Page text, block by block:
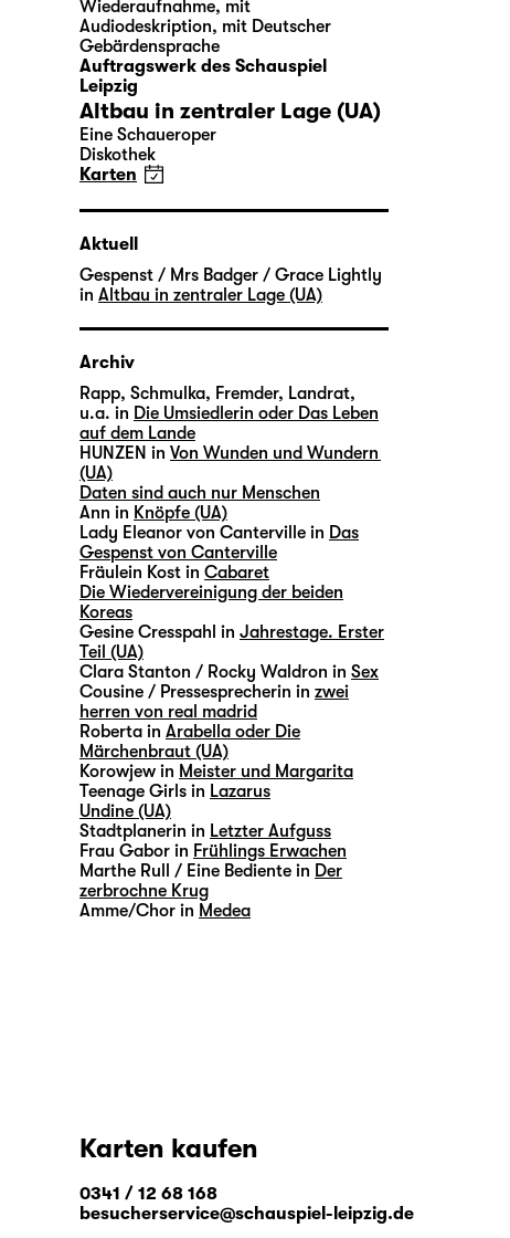
Wiederaufnahme, mit
Audiodeskription, mit Deutscher
Gebärdensprache
Auftragswerk des Schauspiel
Leipzig
Altbau in zentraler Lage (UA)
Eine Schaueroper
Diskothek
Karten
Aktuell
Gespenst / Mrs Badger / Grace Lightly
in Altbau in zentraler Lage (UA)
Archiv
Rapp, Schmulka, Fremder, Landrat,
u.a. in Die Umsiedlerin oder Das Leben
auf dem Lande
HUNZEN in Von Wunden und Wundern
(UA)
Daten sind auch nur Menschen
Ann in Knöpfe (UA)
Lady Eleanor von Canterville in Das
Gespenst von Canterville
Fräulein Kost in Cabaret
Die Wiedervereinigung der beiden
Koreas
Gesine Cresspahl in Jahrestage. Erster
Teil (UA)
Clara Stanton / Rocky Waldron in Sex
Cousine / Pressesprecherin in zwei
herren von real madrid
Roberta in Arabella oder Die
Märchenbraut (UA)
Korowjew in Meister und Margarita
Teenage Girls in Lazarus
Undine (UA)
Stadtplanerin in Letzter Aufguss
Frau Gabor in Frühlings Erwachen
Marthe Rull / Eine Bediente in Der
zerbrochne Krug
Amme/Chor in Medea
Karten kaufen
0341 / 12 68 168
besucherservice@schauspiel-leipzig.de